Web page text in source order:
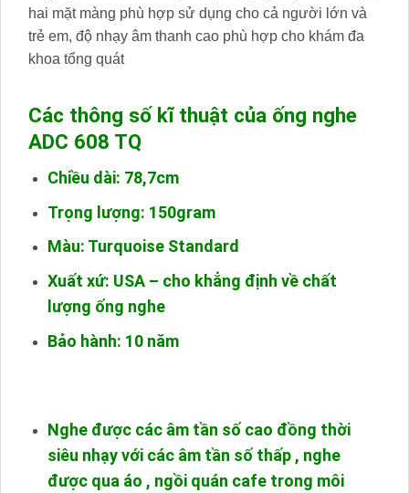
hai mặt màng phù hợp sử dụng cho cả người lớn và
trẻ em, độ nhạy âm thanh cao phù hợp cho khám đa
khoa tổng quát
Các thông số kĩ thuật của ống nghe
ADC 608 TQ
Chiều dài: 78,7cm
Trọng lượng: 150gram
Màu: Turquoise Standard
Xuất xứ: USA – cho khẳng định về chất
lượng ống nghe
Bảo hành: 10 năm
Nghe được các âm tần số cao đồng thời
siêu nhạy với các âm tần số thấp , nghe
được qua áo , ngồi quán cafe trong môi